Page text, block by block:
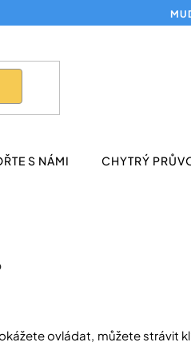
S NÁMI CHYTRÝ
ovládat, můžete strávit